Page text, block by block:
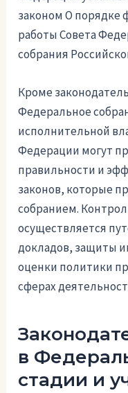
законом О порядке
работы Совета
собрания
Кроме
Федеральное
исполнительной
Федерации могут
правильности и
законов, которые
собранием.
осуществляется
докладов, защиты
оценки политики
сферах
в
стадии и